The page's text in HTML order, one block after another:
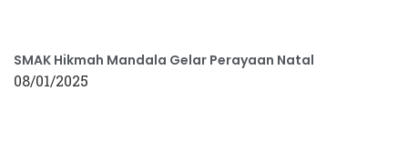
SMAK Hikmah Mandala Gelar Perayaan Natal
08/01/2025